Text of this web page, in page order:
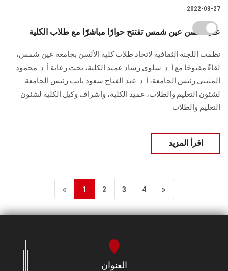
2022-03-27
عميد ألسن عين شمس تفتتح حوارًا مباشرًا مع طلاب الكلية
نظمت اللجنة الثقافية لاتحاد طلاب كلية الألسن بجامعة عين شمس،
لقاءً مفتوحًا مع أ. د. سلوى رشاد عميد الكلية، تحت رعاية أ. د. محمود
المتيني رئيس الجامعة، أ. د. عبد الفتاح سعود نائب رئيس الجامعة
لشئون التعليم والطلاب، عميد الكلية، وإشراف وكيل الكلية لشئون
التعليم والطلاب
اقرأ المزيد
« 1 2 3 4 »
العنوان